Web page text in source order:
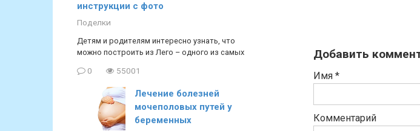
Добавить
Имя *
Комментарий
инструкции с фото
Поделки
Детям и родителям интересно узнать, что
можно построить из Лего – одного из самых
0 55001
Лечение болезней
мочеполовых путей у
беременных